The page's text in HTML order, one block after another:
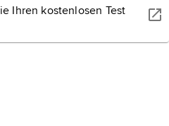
Ihren kostenlosen Test